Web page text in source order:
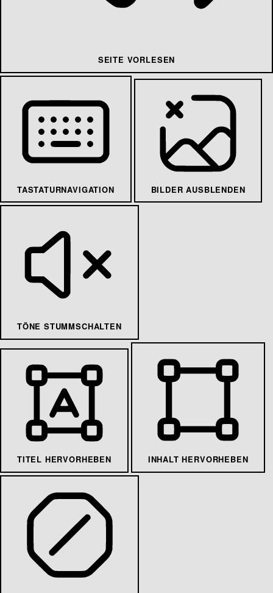
SEITE VORLESEN
TASTATURNAVIGATION BILDER AUSBLENDEN
TÖNE STUMMSCHALTEN
TITEL HERVORHEBEN INHALT HERVORHEBEN